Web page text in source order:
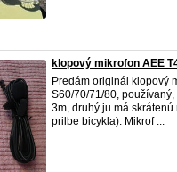
klopový mikrofon AEE
Predám originál klopový
S60/70/71/80,
3m, druhý ju má
prilbe bicykla). Mikrof ...